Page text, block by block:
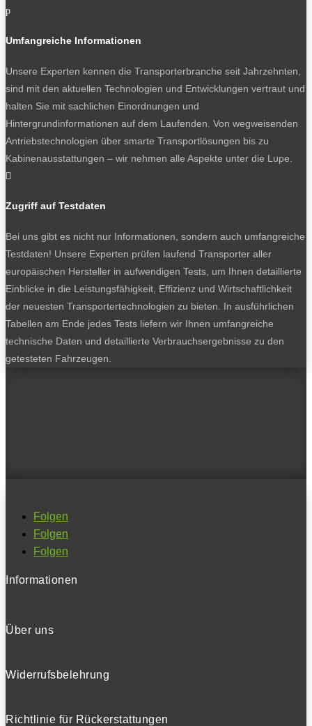
p
Umfangreiche Informationen
Unsere Experten kennen die Transporterbranche seit Jahrzehnten,
sind mit den aktuellen Technologien und Entwicklungen vertraut und
halten Sie mit sachlichen Einordnungen und
Hintergrundinformationen auf dem Laufenden. Von wegweisenden
Antriebstechnologien über smarte Transportlösungen bis zu
Kabinenausstattungen – wir nehmen alle Aspekte unter die Lupe.

Zugriff auf Testdaten
Bei uns gibt es nicht nur Informationen, sondern auch umfangreiche
Testdaten! Unsere Experten prüfen laufend Transporter aller
europäischen Hersteller in aufwendigen Tests, um Ihnen detaillierte
Einblicke in die Leistungsfähigkeit, Effizienz und Wirtschaftlichkeit
der neuesten Transportertechnologien zu bieten. In ausführlichen
Tabellen am Ende jedes Tests liefern wir Ihnen umfangreiche
technische Daten und detaillierte Verbrauchsergebnisse zu den
getesteten Fahrzeugen.
Folgen
Folgen
Folgen
Informationen
Über uns
Widerrufsbelehrung
Richtlinie für Rückerstattungen